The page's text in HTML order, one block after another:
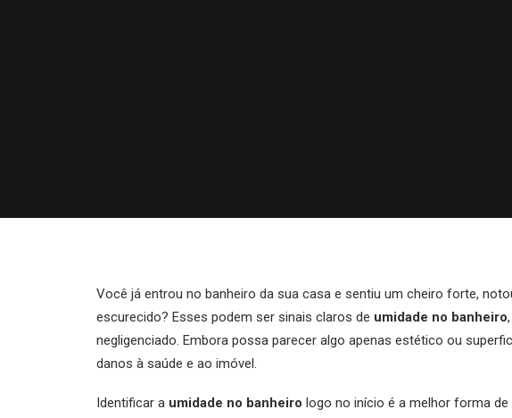
Você já entrou no banheiro da sua casa e sentiu um cheiro forte,
escurecido? Esses podem ser sinais claros de umidade no banheiro
negligenciado. Embora possa parecer algo apenas estético ou
danos à saúde e ao imóvel.
Identificar a umidade no banheiro logo no início é a melhor forma